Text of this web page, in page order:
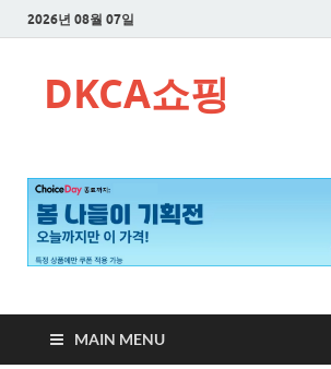
2026년 08월 07일
DKCA쇼핑
MAIN MENU